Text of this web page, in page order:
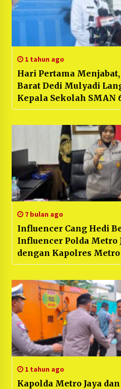
1 tahun ago
Hari Pertama Menjabat,
Barat Dedi Mulyadi
Kepala Sekolah SMAN
7 bulan ago
Influencer Cang Hedi
Influencer Polda Metro
dengan Kapolres
1 tahun ago
Kapolda Metro Jaya